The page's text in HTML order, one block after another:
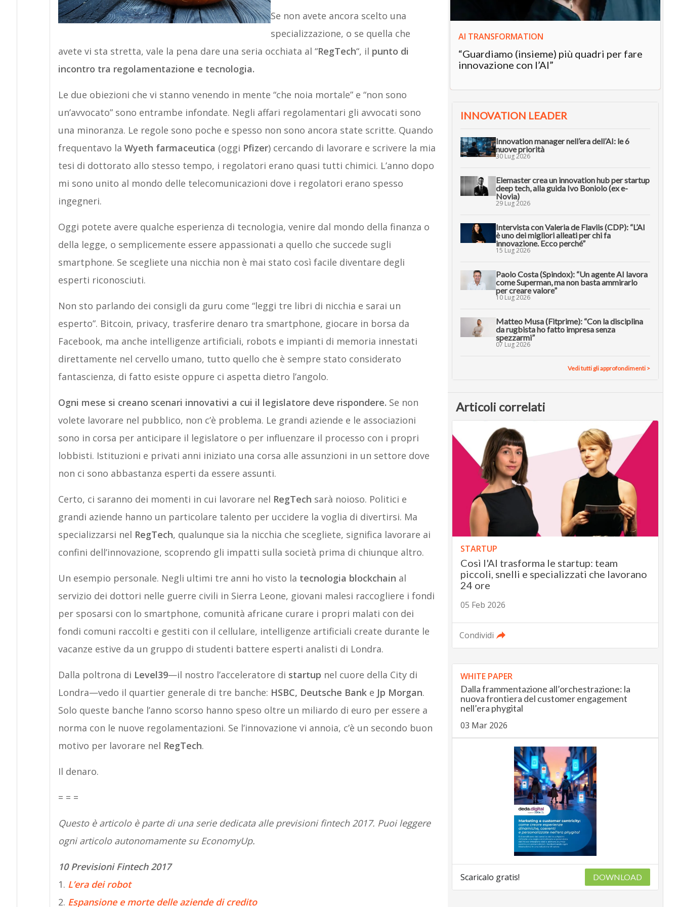
Se non avete ancora scelto una
specializzazione, o se quella che
avete vi sta stretta, vale la pena dare una seria occhiata al “RegTech“, il punto di
incontro tra regolamentazione e tecnologia.
Le due obiezioni che vi stanno venendo in mente “che noia mortale” e “non sono
un’avvocato” sono entrambe infondate. Negli affari regolamentari gli avvocati sono
una minoranza. Le regole sono poche e spesso non sono ancora state scritte. Quando
frequentavo la Wyeth farmaceutica (oggi Pfizer) cercando di lavorare e scrivere la mia
tesi di dottorato allo stesso tempo, i regolatori erano quasi tutti chimici. L’anno dopo
mi sono unito al mondo delle telecomunicazioni dove i regolatori erano spesso
ingegneri.
Oggi potete avere qualche esperienza di tecnologia, venire dal mondo della finanza o
della legge, o semplicemente essere appassionati a quello che succede sugli
smartphone. Se scegliete una nicchia non è mai stato così facile diventare degli
esperti riconosciuti.
Non sto parlando dei consigli da guru come “leggi tre libri di nicchia e sarai un
esperto”. Bitcoin, privacy, trasferire denaro tra smartphone, giocare in borsa da
Facebook, ma anche intelligenze artificiali, robots e impianti di memoria innestati
direttamente nel cervello umano, tutto quello che è sempre stato considerato
fantascienza, di fatto esiste oppure ci aspetta dietro l’angolo.
Ogni mese si creano scenari innovativi a cui il legislatore deve rispondere. Se non
volete lavorare nel pubblico, non c’è problema. Le grandi aziende e le associazioni
sono in corsa per anticipare il legislatore o per influenzare il processo con i propri
lobbisti. Istituzioni e privati anni iniziato una corsa alle assunzioni in un settore dove
non ci sono abbastanza esperti da essere assunti.
Certo, ci saranno dei momenti in cui lavorare nel RegTech sarà noioso. Politici e
grandi aziende hanno un particolare talento per uccidere la voglia di divertirsi. Ma
specializzarsi nel RegTech, qualunque sia la nicchia che scegliete, significa lavorare ai
confini dell’innovazione, scoprendo gli impatti sulla società prima di chiunque altro.
Un esempio personale. Negli ultimi tre anni ho visto la tecnologia blockchain al
servizio dei dottori nelle guerre civili in Sierra Leone, giovani malesi raccogliere i fondi
per sposarsi con lo smartphone, comunità africane curare i propri malati con dei
fondi comuni raccolti e gestiti con il cellulare, intelligenze artificiali create durante le
vacanze estive da un gruppo di studenti battere esperti analisti di Londra.
Dalla poltrona di Level39—il nostro l’acceleratore di startup nel cuore della City di
Londra—vedo il quartier generale di tre banche: HSBC, Deutsche Bank e Jp Morgan.
Solo queste banche l’anno scorso hanno speso oltre un miliardo di euro per essere a
norma con le nuove regolamentazioni. Se l’innovazione vi annoia, c’è un secondo buon
motivo per lavorare nel RegTech.
Il denaro.
= = =
Questo è articolo è parte di una serie dedicata alle previsioni fintech 2017. Puoi leggere
ogni articolo autonomamente su EconomyUp.
10 Previsioni Fintech 2017
1. L’era dei robot
2. Espansione e morte delle aziende di credito
AI TRANSFORMATION
“Guardiamo (insieme) più quadri per fare
innovazione con l’AI”
INNOVATION LEADER
Innovation manager nell’era dell’AI: le 6
nuove priorità
30 Lug 2026
Elemaster crea un innovation hub per startup
deep tech, alla guida Ivo Boniolo (ex e-
Novia)
29 Lug 2026
Intervista con Valeria de Flaviis (CDP): “L’AI
è uno dei migliori alleati per chi fa
innovazione. Ecco perché”
15 Lug 2026
Paolo Costa (Spindox): “Un agente AI lavora
come Superman, ma non basta ammirarlo
per creare valore”
10 Lug 2026
Matteo Musa (Fitprime): “Con la disciplina
da rugbista ho fatto impresa senza
spezzarmi”
07 Lug 2026
Vedi tutti gli approfondimenti >
Articoli correlati
STARTUP
Così l'AI trasforma le startup: team
piccoli, snelli e specializzati che lavorano
24 ore
05 Feb 2026
Condividi
WHITE PAPER
Dalla frammentazione all’orchestrazione: la
nuova frontiera del customer engagement
nell’era phygital
03 Mar 2026
Scaricalo gratis! DOWNLOAD